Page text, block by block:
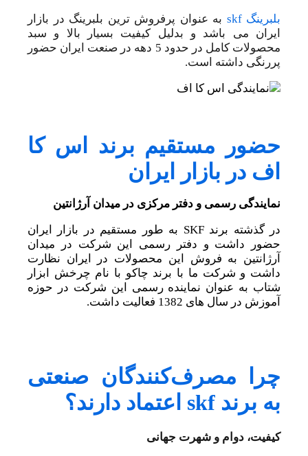
بلبرینگ skf
به عنوان پرفروش ترین بلبرینگ در بازار
ایران می باشد و بدلیل کیفیت بسیار بالا و سبد
محصولات کامل در حدود 5 دهه در صنعت ایران حضور
پررنگی داشته است.
حضور مستقیم برند اس کا
اف در بازار ایران
نمایندگی رسمی و دفتر مرکزی در میدان آرژانتین
در گذشته برند SKF به طور مستقیم در بازار ایران
حضور داشت و دفتر رسمی این شرکت در میدان
آرژانتین به فروش این محصولات در ایران نظارت
داشت و شرکت ما با برند چاکو با نام چرخش ابزار
شتاب به عنوان نماینده رسمی این شرکت در حوزه
آموزش در سال های 1382 فعالیت داشت.
چرا مصرف‌کنندگان صنعتی
به برند skf اعتماد دارند؟
کیفیت، دوام و شهرت جهانی